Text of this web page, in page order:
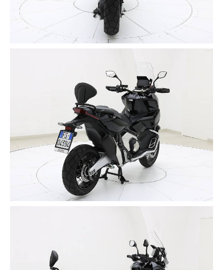
marcia inseriti nei Riding Mode. Rispetto al prototipo
precedente, questo modello ha maggior capacità di
carico ed è dotato di una presa USB di tipo C.
di poter caricare senza problemi il proprio smartphone
e con la presenza della funzione Bluetooth è si
possono effettuare chiamate ed ascoltare
comodamente la musica quando si è in viaggio, senza
✔️ L'Honda X-ADV ha un peso di 236 kg ed è capace di
coprire in 3,2 secondi circa 50 metri e raggiunge una
velocità massima di circa 160 km/h.
✔️ Il serbatoio contiene 13,2 litri di carburante, per
un'autonomia di viaggio di almeno 370 km. Dal punto di
vista della sicurezza, gli indicatori di segnalano anche
CONTATTACI al 333 4819190 per prenotare un
appuntamento.
Eurocar ti aspetta ad Orta Nova, Corso Aldo Moro,